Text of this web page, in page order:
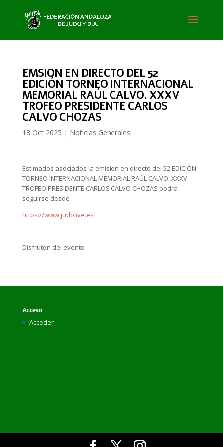
EMSION EN DIRECTO DEL 52
EDICIÓN TORNEO INTERNACIONAL
MEMORIAL RAÚL CALVO. XXXV
TROFEO PRESIDENTE CARLOS
CALVO CHOZAS
18 Oct 2025 | Noticias Generales
Estimados asociados la emision en directo del 52 EDICIÓN
TORNEO INTERNACIONAL MEMORIAL RAÚL CALVO. XXXV
TROFEO PRESIDENTE CARLOS CALVO CHOZAS podra
seguirse desde
https://www.judolive.es
Disfruten del evento
Acceso
Acceder